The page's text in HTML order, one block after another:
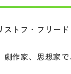
トフ・フリー
劇作家、思想家